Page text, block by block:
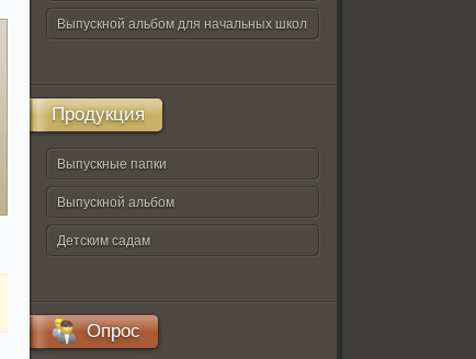
Выпускной альбом для начальных школ
Продукция
Выпускные папки
Выпускной альбом
Детским садам
Опрос